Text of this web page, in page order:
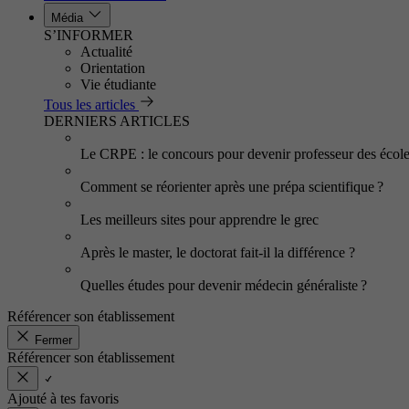
Média
S’INFORMER
Actualité
Orientation
Vie étudiante
Tous les articles
DERNIERS ARTICLES
Le CRPE : le concours pour devenir professeur des
Comment se réorienter après une prépa scientifique ?
Les meilleurs sites pour apprendre le grec
Après le master, le doctorat fait-il la différence ?
Quelles études pour devenir médecin généraliste ?
Référencer son établissement
Fermer
Référencer son établissement
Ajouté à tes favoris